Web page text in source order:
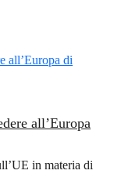
all’Europa
in materia di